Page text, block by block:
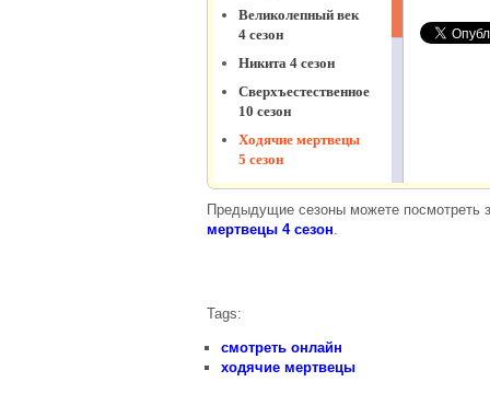
Предыдущие сезоны можете посмотреть
мертвецы 4 сезон.
Tags:
смотреть онлайн
ходячие мертвецы